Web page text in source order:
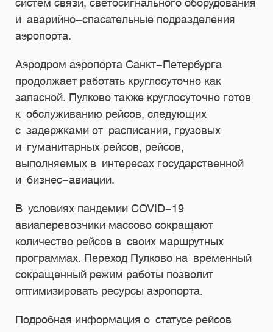
систем связи, светосигнального оборудования
и аварийно-спасательные подразделения
аэропорта.
Аэродром аэропорта Санкт-Петербурга
продолжает работать круглосуточно как
запасной. Пулково также круглосуточно готов
к обслуживанию рейсов, следующих
с задержками от расписания, грузовых
и гуманитарных рейсов, рейсов,
выполняемых в интересах государственной
и бизнес-авиации.
В условиях пандемии COVID-19
авиаперевозчики массово сокращают
количество рейсов в своих маршрутных
программах. Переход Пулково на временный
сокращенный режим работы позволит
оптимизировать ресурсы аэропорта.
Подробная информация о статусе рейсов